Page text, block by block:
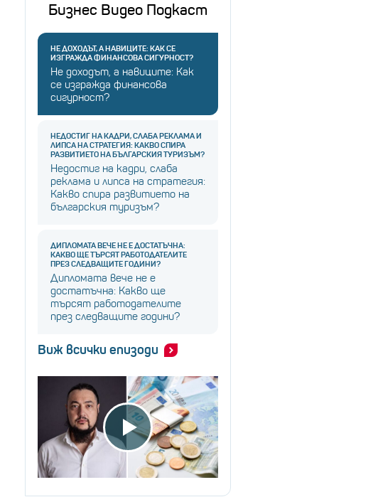
Бизнес Видео Подкаст
НЕ ДОХОДЪТ, А НАВИЦИТЕ: КАК СЕ
ИЗГРАЖДА ФИНАНСОВА СИГУРНОСТ?
Не доходът, а навиците: Как
се изгражда финансова
сигурност?
НЕДОСТИГ НА КАДРИ, СЛАБА РЕКЛАМА И
ЛИПСА НА СТРАТЕГИЯ: КАКВО СПИРА
РАЗВИТИЕТО НА БЪЛГАРСКИЯ ТУРИЗЪМ?
Недостиг на кадри, слаба
реклама и липса на стратегия:
Какво спира развитието на
българския туризъм?
ДИПЛОМАТА ВЕЧЕ НЕ Е ДОСТАТЪЧНА:
КАКВО ЩЕ ТЪРСЯТ РАБОТОДАТЕЛИТЕ
ПРЕЗ СЛЕДВАЩИТЕ ГОДИНИ?
Дипломата вече не е
достатъчна: Какво ще
търсят работодателите
през следващите години?
Виж всички епизоди